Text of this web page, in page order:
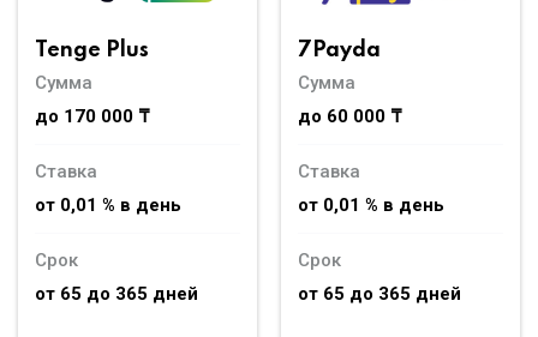
Tenge Plus
Сумма
до 170 000 ₸
Ставка
от 0,01 % в день
Срок
от 65 до 365 дней
7Payda
Сумма
до 60 000 ₸
Ставка
от 0,01 % в день
Срок
от 65 до 365 дней